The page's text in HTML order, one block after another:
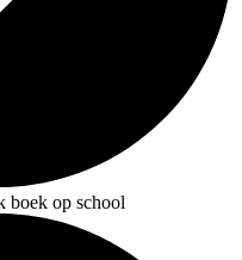
boek op school